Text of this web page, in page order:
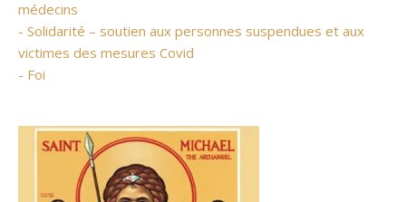
médecins
- Solidarité – soutien aux personnes suspendues et aux
victimes des mesures Covid
- Foi